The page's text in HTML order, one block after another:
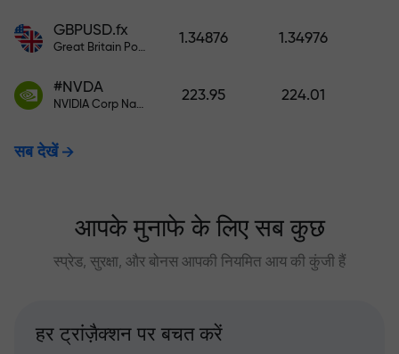
GBPUSD.fx
Great Britain Pound vs US Dollar
1.34876 1.34976
#NVDA
NVIDIA Corp Nasdaq Stock Exchange (Nasdaq) USD
223.95 224.01
सब देखें
आपके मुनाफे के लिए सब कुछ
स्प्रेड, सुरक्षा, और बोनस आपकी नियमित आय की कुंजी हैं
हर ट्रांज़ैक्शन पर बचत करें